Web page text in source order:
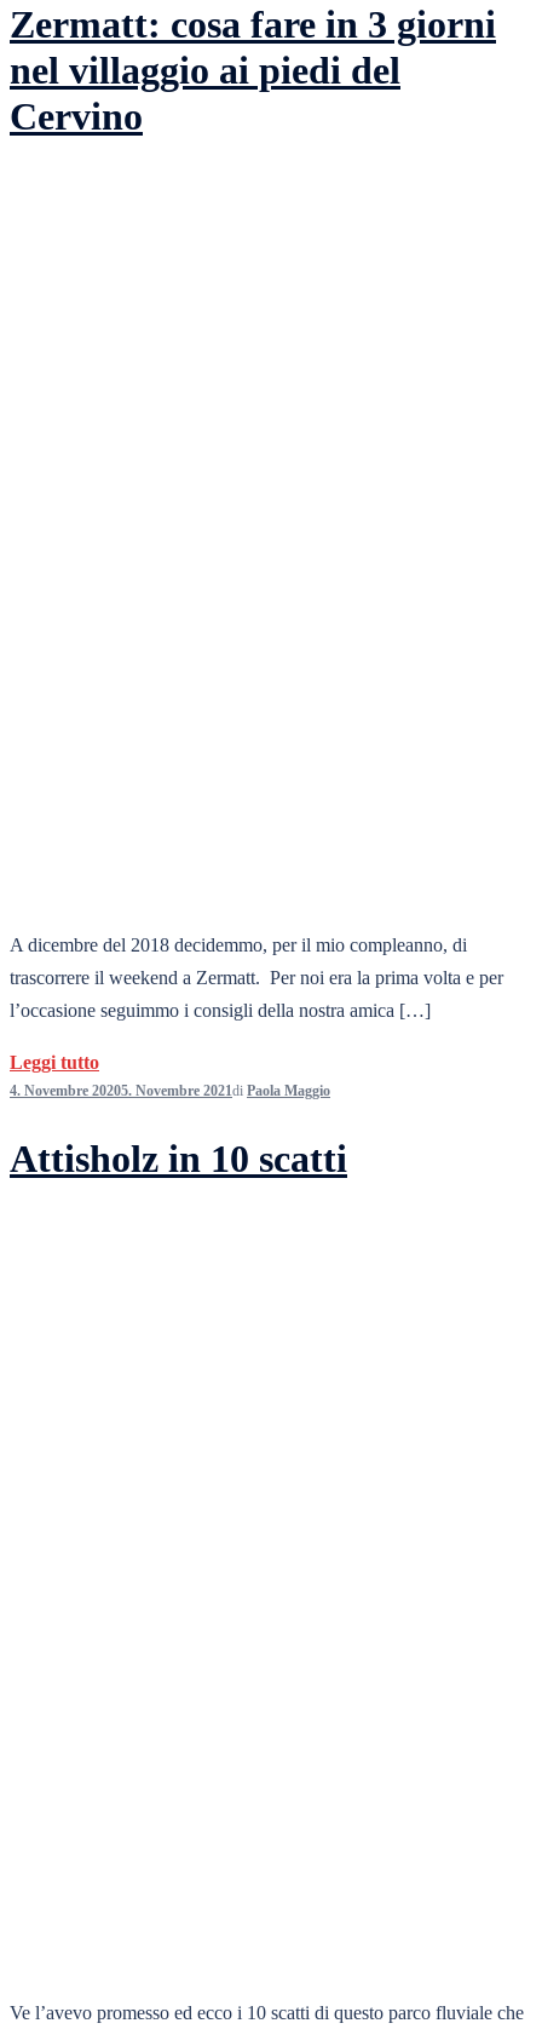
Zermatt: cosa fare in 3 giorni
nel villaggio ai piedi del
Cervino
A dicembre del 2018 decidemmo, per il mio compleanno, di
trascorrere il weekend a Zermatt. Per noi era la prima volta e per
l’occasione seguimmo i consigli della nostra amica […]
Leggi tutto
4. Novembre 20205. Novembre 2021di Paola Maggio
Attisholz in 10 scatti
Ve l’avevo promesso ed ecco i 10 scatti di questo parco fluviale che